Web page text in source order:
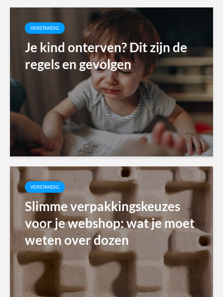
VERSTANDIG
Je kind onterven? Dit zijn de
regels en gevolgen
VERSTANDIG
Slimme verpakkingskeuzes
voor je webshop: wat je moet
weten over dozen